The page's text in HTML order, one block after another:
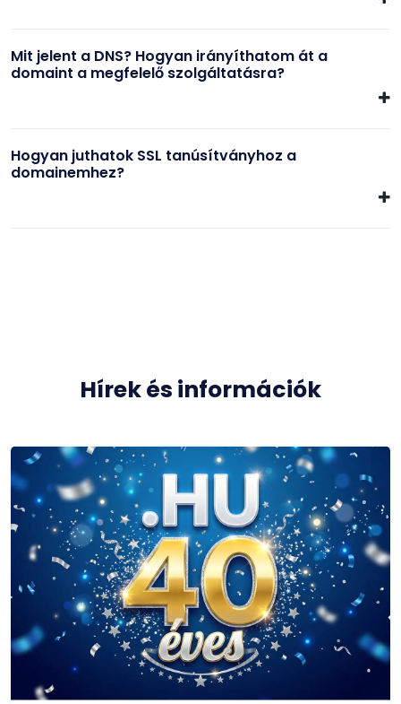
Mit jelent a DNS? Hogyan irányíthatom át a
domaint a megfelelő szolgáltatásra?
Hogyan juthatok SSL tanúsítványhoz a
domainemhez?
Hírek és információk